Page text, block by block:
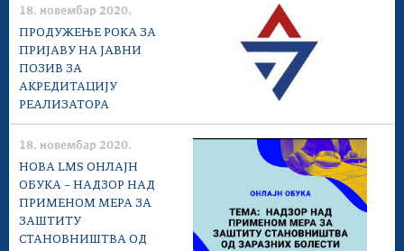
18. новембар 2020.
ПРОДУЖЕЊЕ РОКА ЗА
ПРИЈАВУ НА ЈАВНИ
ПОЗИВ ЗА
АКРЕДИТАЦИЈУ
РЕАЛИЗАТОРА
18. новембар 2020.
НОВА LMS ОНЛАЈН
ОБУКА – НАДЗОР НАД
ПРИМЕНОМ МЕРА ЗА
ЗАШТИТУ
СТАНОВНИШТВА ОД